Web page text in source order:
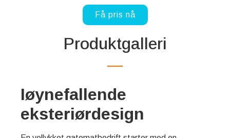
Få pris nå
Produktgalleri
Iøynefallende
eksteriørdesign